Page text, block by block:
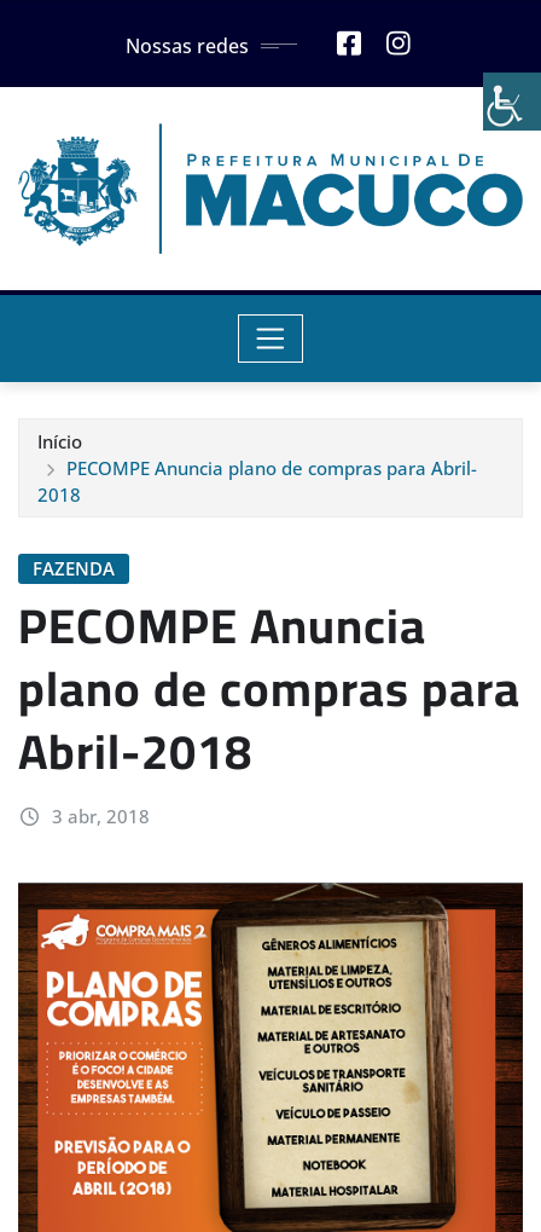
Nossas redes
Início
PECOMPE Anuncia plano de compras para Abril-
2018
FAZENDA
PECOMPE Anuncia
plano de compras para
Abril-2018
3 abr, 2018